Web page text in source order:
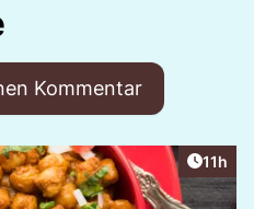
Kommentar
11h